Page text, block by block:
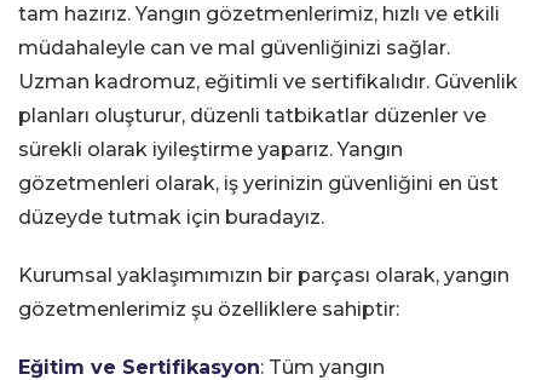
tam hazırız. Yangın gözetmenlerimiz, hızlı ve etkili
müdahaleyle can ve mal güvenliğinizi sağlar.
Uzman kadromuz, eğitimli ve sertifikalıdır. Güvenlik
planları oluşturur, düzenli tatbikatlar düzenler ve
sürekli olarak iyileştirme yaparız. Yangın
gözetmenleri olarak, iş yerinizin güvenliğini en üst
düzeyde tutmak için buradayız.
Kurumsal yaklaşımımızın bir parçası olarak, yangın
gözetmenlerimiz şu özelliklere sahiptir:
Eğitim ve Sertifikasyon: Tüm yangın